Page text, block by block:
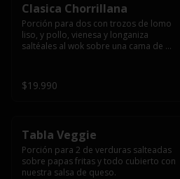
Clasica Chorrillana
Porción para dos con trozos de lomo
liso, y pollo, vienesa y longaniza
saltéales al wok sobre una cama de
$19.990
Tabla Veggie
Porción para 2 de verduras salteadas
sobre papas fritas y todo cubierto con
nuestra salsa de queso.